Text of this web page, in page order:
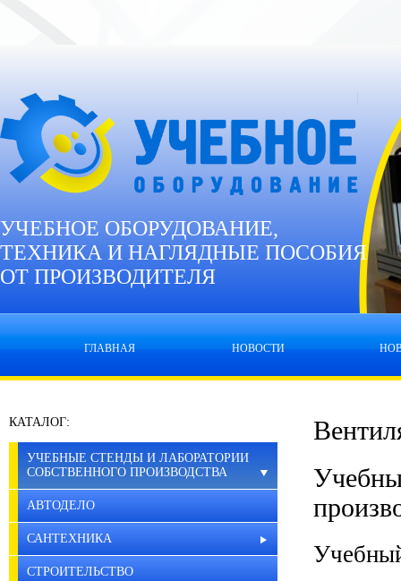
УЧЕБНОЕ ОБОРУДОВАНИЕ,
ТЕХНИКА И НАГЛЯДНЫЕ ПОСОБИЯ
ОТ ПРОИЗВОДИТЕЛЯ
ГЛАВНАЯ НОВОСТИ
КАТАЛОГ:
УЧЕБНЫЕ СТЕНДЫ И ЛАБОРАТОРИИ
СОБСТВЕННОГО ПРОИЗВОДСТВА
АВТОДЕЛО
САНТЕХНИКА
СТРОИТЕЛЬСТВО